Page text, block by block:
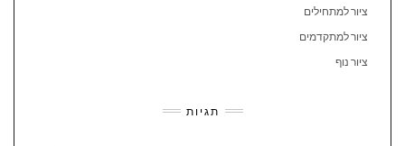
ציור למתחילים
ציור למתקדמים
ציור נוף
תגיות